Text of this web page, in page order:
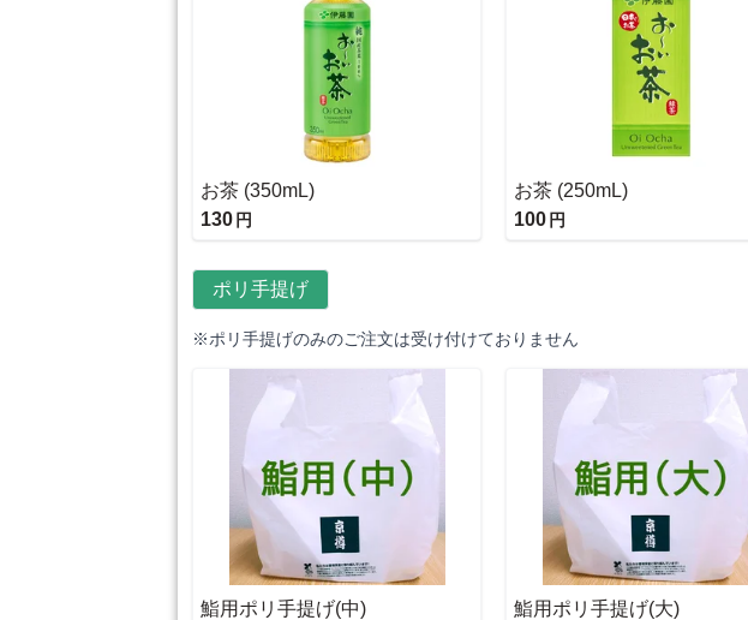
お茶 (350mL)
130 円
お茶 (250mL)
100 円
ポリ手提げ
※ポリ手提げのみのご注文は受け付けておりません
鮨用ポリ手提げ(中)
鮨用ポリ手提げ(大)